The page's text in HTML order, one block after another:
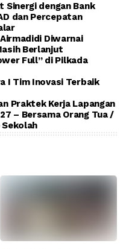
Sinergi dengan Bank
dan Percepatan
Diwarnai
Berlanjut
Full” di Pilkada
I Tim Inovasi Terbaik
Praktek Kerja Lapangan
– Bersama Orang Tua /